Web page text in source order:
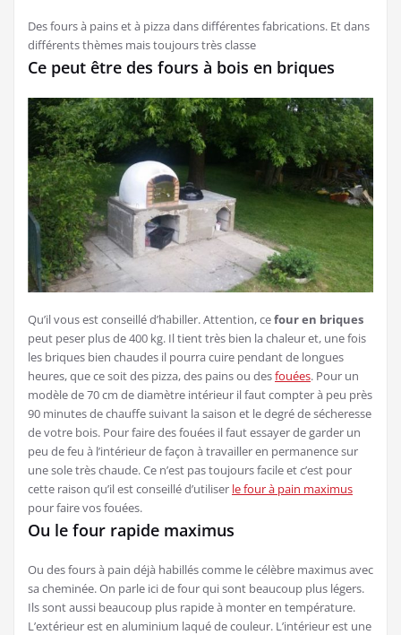
Des fours à pains et à pizza dans différentes fabrications. Et dans
différents thèmes mais toujours très classe
Ce peut être des fours à bois en briques
Qu’il vous est conseillé d’habiller. Attention, cefour en briques
peut peser plus de 400 kg. Il tient très bien la chaleur et, une fois
les briques bien chaudes il pourra cuire pendant de longues
heures, que ce soit des pizza, des pains ou desfouées. Pour un
modèle de 70 cm de diamètre intérieur il faut compter à peu près
90 minutes de chauffe suivant la saison et le degré de sécheresse
de votre bois. Pour faire des fouées il faut essayer de garder un
peu de feu à l’intérieur de façon à travailler en permanence sur
une sole très chaude. Ce n’est pas toujours facile et c’est pour
cette raison qu’il est conseillé d’utiliser le four à pain maximus
pour faire vos fouées.
Ou le four rapide maximus
Ou des fours à pain déjà habillés comme le célèbre maximus avec
sa cheminée. On parle ici de four qui sont beaucoup plus légers.
Ils sont aussi beaucoup plus rapide à monter en température.
L’extérieur est en aluminium laqué de couleur. L’intérieur est une